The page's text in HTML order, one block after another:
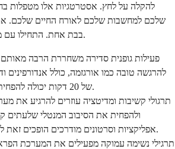
להקלה על לחץ. אסטרטגיות אלו מטפלות
שלכם למחשבות שלכם לאורח החיים שלכם.
בבת אחת. התחילו עם מה שמהדהד אתכם ביותר.
פעילות גופנית סדירה משחררת הרבה מאותם
להרגשה טובה כמו אורגזמה, כולל אנדורפינים
של 20 דקות יכולה להפחית משמעותית חרדה.
תרגולי קשיבות ומדיטציה עוזרים להרגיע את
ולהפחית את הסיבוב המנטלי שלעתים
אפליקציות וסרטונים מודרכים הופכים זאת לנגיש יותר מאי פעם.
תרגילי נשימה עמוקה מפעילים את המערכת